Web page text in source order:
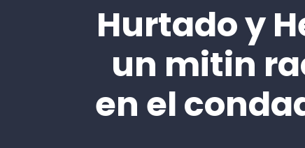
Hurtado y
un mitin
en el